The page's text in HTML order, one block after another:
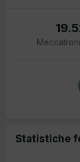
Statistiche